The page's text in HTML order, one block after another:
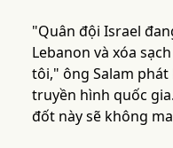
"Quân đội Israel
Lebanon và xóa
tôi," ông Salam
truyền hình quốc
đốt này sẽ không